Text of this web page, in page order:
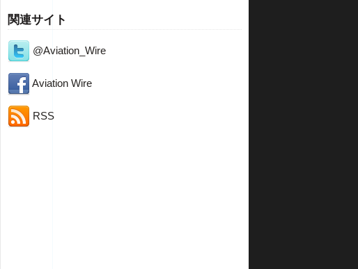
関連サイト
@Aviation_Wire
Aviation Wire
RSS